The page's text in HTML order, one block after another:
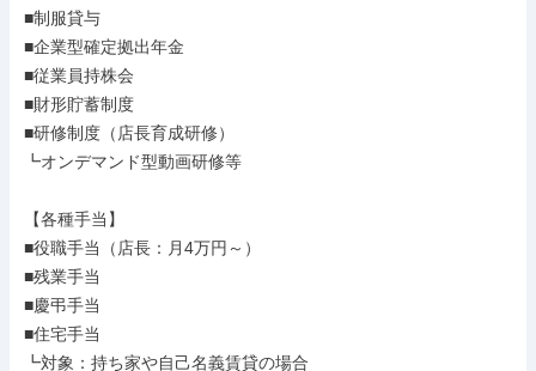
■制服貸与
■企業型確定拠出年金
■従業員持株会
■財形貯蓄制度
■研修制度（店長育成研修）
┗オンデマンド型動画研修等
【各種手当】
■役職手当（店長：月4万円～）
■残業手当
■慶弔手当
■住宅手当
┗対象：持ち家や自己名義賃貸の場合